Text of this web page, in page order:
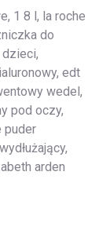
1 8 l, la roche
do
edt
wedel,
pod oczy,
puder
arden